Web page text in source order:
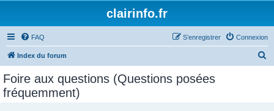
clairinfo.fr
FAQ Connexion
S’enregistrer
Index du forum
Foire aux questions (Questions posées
fréquemment)